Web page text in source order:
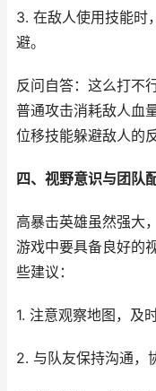
3. 在敌人使用技能时
避。
反问自答：这么打不
普通攻击消耗敌人血
位移技能躲避敌人的反
四、视野意识与团队
高暴击英雄虽然强大
游戏中要具备良好的
些建议：
1. 注意观察地图，及
2. 与队友保持沟通，